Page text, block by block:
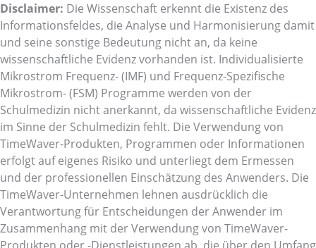
Disclaimer: Die Wissenschaft erkennt die Existenz des
Informationsfeldes, die Analyse und Harmonisierung damit
und seine sonstige Bedeutung nicht an, da keine
wissenschaftliche Evidenz vorhanden ist. Individualisierte
Mikrostrom Frequenz- (IMF) und Frequenz-Spezifische
Mikrostrom- (FSM) Programme werden von der
Schulmedizin nicht anerkannt, da wissenschaftliche Evidenz
im Sinne der Schulmedizin fehlt. Die Verwendung von
TimeWaver-Produkten, Programmen oder Informationen
erfolgt auf eigenes Risiko und unterliegt dem Ermessen
und der professionellen Einschätzung des Anwenders. Die
TimeWaver-Unternehmen lehnen ausdrücklich die
Verantwortung für Entscheidungen der Anwender im
Zusammenhang mit der Verwendung von TimeWaver-